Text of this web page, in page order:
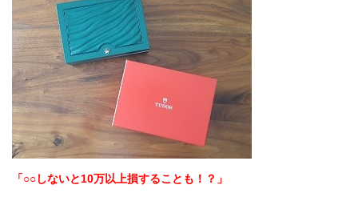
「○○しないと10万以上損することも！？」